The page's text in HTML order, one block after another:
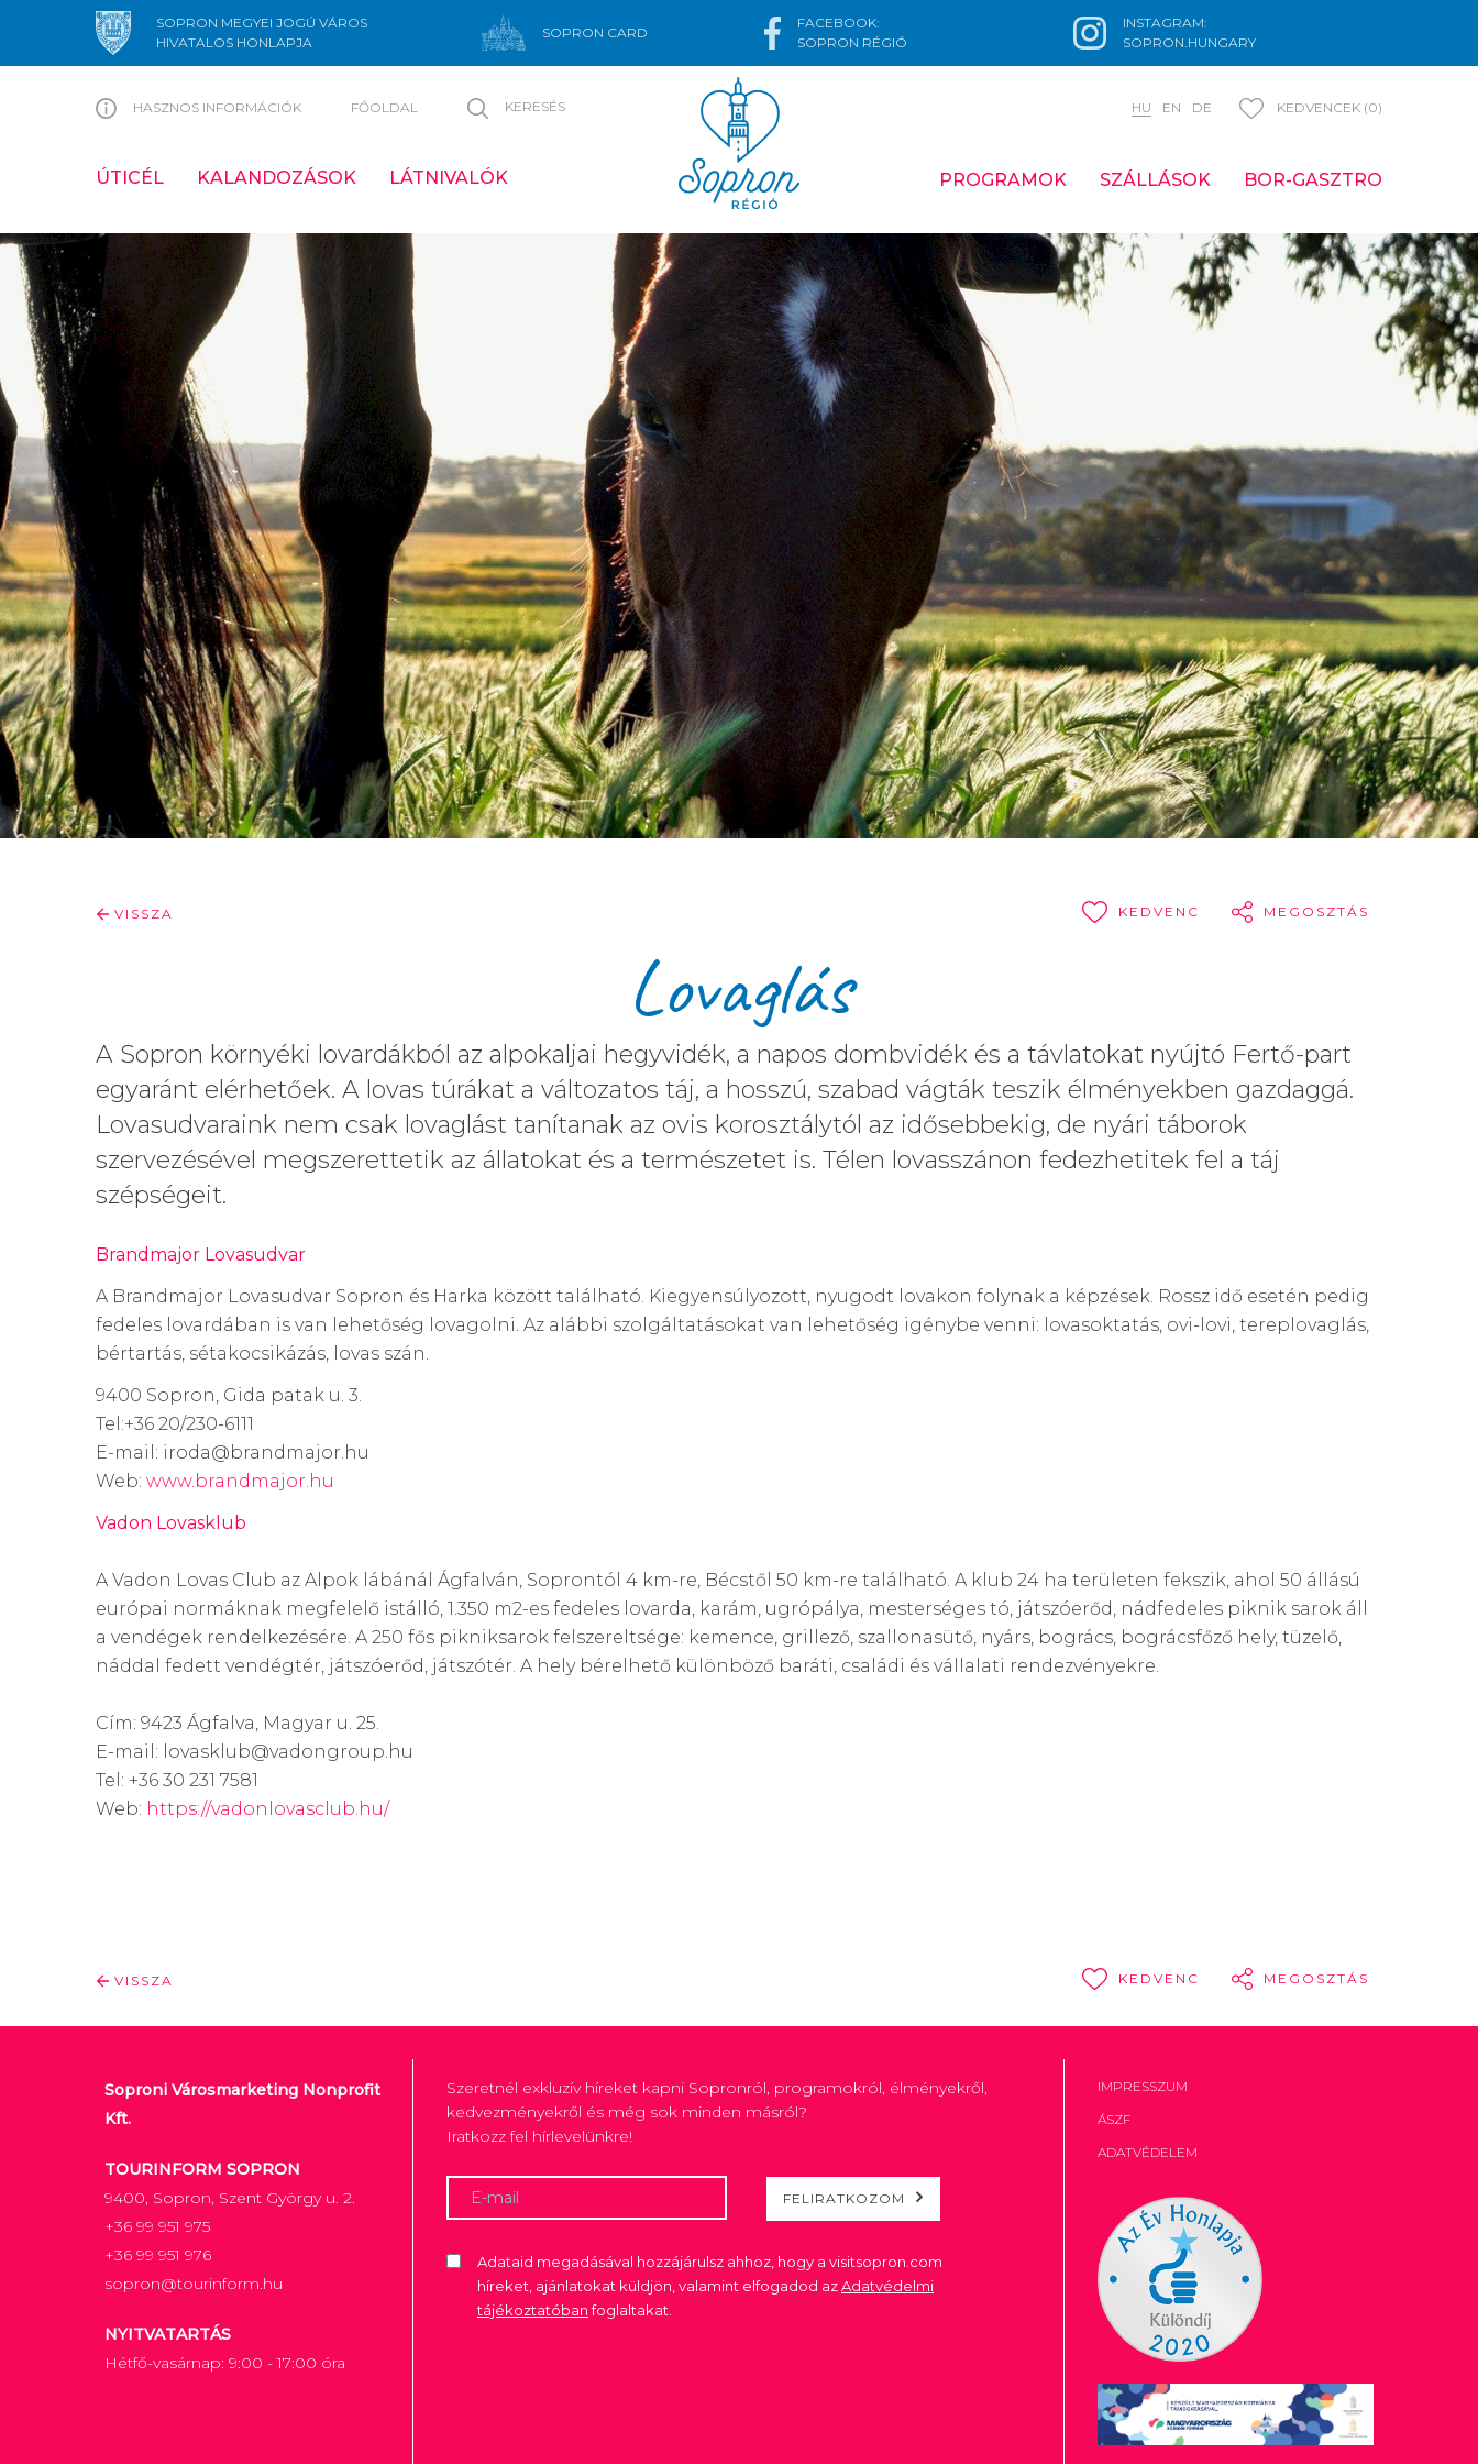
SOPRON MEGYEI JOGÚ VÁROS
HIVATALOS HONLAPJA
SOPRON CARD
FACEBOOK:
SOPRON RÉGIÓ
INSTAGRAM:
SOPRON.HUNGARY
HASZNOS INFORMÁCIÓK FŐOLDAL KERESÉS HU EN DE KEDVENCEK (0)
ÚTICÉL KALANDOZÁSOK LÁTNIVALÓK PROGRAMOK SZÁLLÁSOK BOR-GASZTRO
VISSZA KEDVENC MEGOSZTÁS
Lovaglás
A Sopron környéki lovardákból az alpokaljai hegyvidék, a napos dombvidék és a távlatokat nyújtó Fertő-part
egyaránt elérhetőek. A lovas túrákat a változatos táj, a hosszú, szabad vágták teszik élményekben gazdaggá.
Lovasudvaraink nem csak lovaglást tanítanak az ovis korosztálytól az idősebbekig, de nyári táborok
szervezésével megszerettetik az állatokat és a természetet is. Télen lovasszánon fedezhetitek fel a táj
szépségeit.
Brandmajor Lovasudvar
A Brandmajor Lovasudvar Sopron és Harka között található. Kiegyensúlyozott, nyugodt lovakon folynak a képzések. Rossz idő esetén pedig
fedeles lovardában is van lehetőség lovagolni. Az alábbi szolgáltatásokat van lehetőség igénybe venni: lovasoktatás, ovi-lovi, tereplovaglás,
bértartás, sétakocsikázás, lovas szán.
9400 Sopron, Gida patak u. 3.
Tel:+36 20/230-6111
E-mail: iroda@brandmajor.hu
Web: www.brandmajor.hu
Vadon Lovasklub
A Vadon Lovas Club az Alpok lábánál Ágfalván, Soprontól 4 km-re, Bécstől 50 km-re található. A klub 24 ha területen fekszik, ahol 50 állású
európai normáknak megfelelő istálló, 1.350 m2-es fedeles lovarda, karám, ugrópálya, mesterséges tó, játszóerőd, nádfedeles piknik sarok áll
a vendégek rendelkezésére. A 250 fős pikniksarok felszereltsége: kemence, grillező, szallonasütő, nyárs, bogrács, bográcsfőző hely, tüzelő,
náddal fedett vendégtér, játszóerőd, játszótér. A hely bérelhető különböző baráti, családi és vállalati rendezvényekre.
Cím: 9423 Ágfalva, Magyar u. 25.
E-mail: lovasklub@vadongroup.hu
Tel: +36 30 231 7581
Web: https://vadonlovasclub.hu/
VISSZA KEDVENC MEGOSZTÁS
Soproni Városmarketing Nonprofit
Kft.
TOURINFORM SOPRON
9400, Sopron, Szent György u. 2.
+36 99 951 975
+36 99 951 976
sopron@tourinform.hu
NYITVATARTÁS
Hétfő-vasárnap: 9:00 - 17:00 óra
Szeretnél exkluzív híreket kapni Sopronról, programokról, élményekről,
kedvezményekről és még sok minden másról?
Iratkozz fel hírlevelünkre!
FELIRATKOZOM
Adataid megadásával hozzájárulsz ahhoz, hogy a visitsopron.com
híreket, ajánlatokat küldjön, valamint elfogadod azAdatvédelmi
tájékoztatóbanfoglaltakat.
IMPRESSZUM
ÁSZF
ADATVÉDELEM